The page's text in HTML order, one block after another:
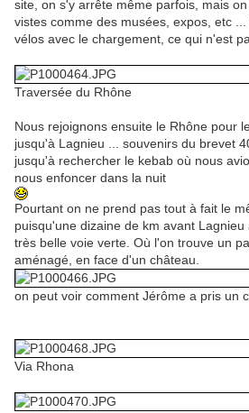
site, on s'y arrête même parfois, mais
vistes comme des musées, expos, etc
vélos avec le chargement, ce qui n'est
Traversée du Rhône
Nous rejoignons ensuite le Rhône pour
jusqu'à Lagnieu ... souvenirs du brevet
jusqu'à rechercher le kebab où nous
nous enfoncer dans la nuit
Pourtant on ne prend pas tout à fait le
puisqu'une dizaine de km avant
très belle voie verte. Où l'on trouve un
aménagé, en face d'un château.
on peut voir comment Jérôme a pris un
Via Rhona